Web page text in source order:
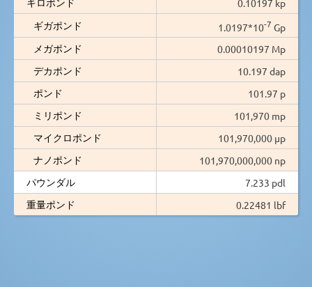
0.10197 kp
ギガポンド
1.0197*10-7 Gp
メガポンド
0.00010197 Mp
デカポンド
10.197 dap
ポンド
101.97 p
ミリポンド
101,970 mp
マイクロポンド
101,970,000 µp
ナノポンド
101,970,000,000 np
パウンダル
7.233 pdl
重量ポンド
0.22481 lbf